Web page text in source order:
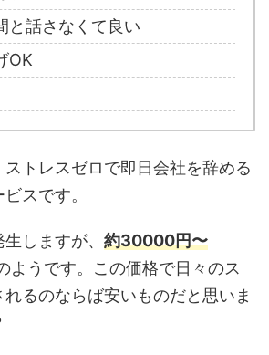
と話さなくて良い
OK
ストレスゼロで即日会社を辞める
スです。
しますが、 約30000円〜
ようです。この価格で日々のス
れるのならば安いものだと思いま